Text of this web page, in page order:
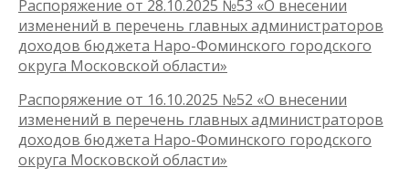
Распоряжение от 28.10.2025 №53 «О внесении
изменений в перечень главных администраторов
доходов бюджета Наро-Фоминского городского
округа Московской области»
Распоряжение от 16.10.2025 №52 «О внесении
изменений в перечень главных администраторов
доходов бюджета Наро-Фоминского городского
округа Московской области»